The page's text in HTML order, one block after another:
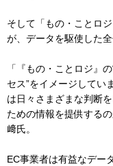
そして「もの・ことロ
が、データを駆使した
「『もの・ことロジ』
セス”をイメージしてい
は日々さまざまな判断
ための情報を提供する
﨑氏。
EC事業者は有益なデー